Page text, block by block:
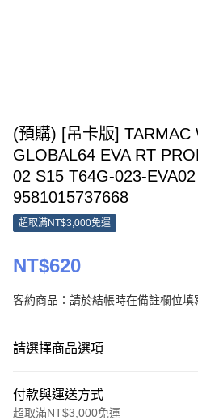
(預購) [吊卡版] TARMAC
GLOBAL64 EVA RT
02 S15 T64G-023-EVA02
9581015737668
超取滿NT$3,000免運
NT$620
客約商品：請於結帳時在備註欄位填
請選擇商品選項
付款與運送方式
超取滿NT$3,000免運